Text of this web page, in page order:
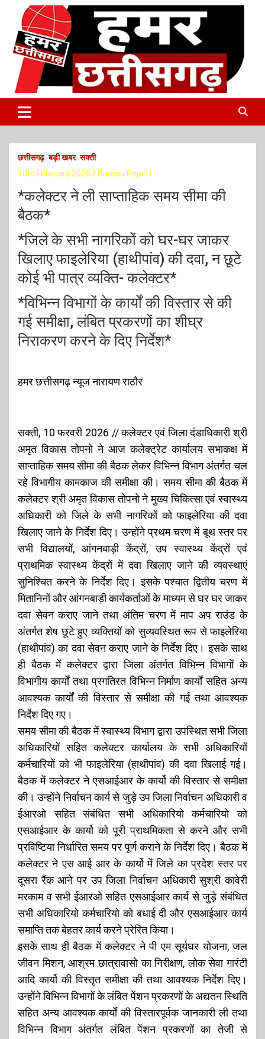
हमर छत्तीसगढ़
Latest Online Breaking News
छत्तीसगढ़ बड़ी खबर सक्ती
10th February 2026
Bureau Report
*कलेक्टर ने ली साप्ताहिक समय सीमा की
बैठक*
*जिले के सभी नागरिकों को घर-घर जाकर
खिलाए फाइलेरिया (हाथीपांव) की दवा, न छूटे
कोई भी पात्र व्यक्ति- कलेक्टर*
*विभिन्न विभागों के कार्यों की विस्तार से की
गई समीक्षा, लंबित प्रकरणों का शीघ्र
निराकरण करने के दिए निर्देश*
हमर छत्तीसगढ़ न्यूज नारायण राठौर
सक्ती, 10 फरवरी 2026 // कलेक्टर एवं जिला दंडाधिकारी श्री
अमृत विकास तोपनो ने आज कलेक्ट्रेट कार्यालय सभाकक्ष में
साप्ताहिक समय सीमा की बैठक लेकर विभिन्न विभाग अंतर्गत चल
रहे विभागीय कामकाज की समीक्षा की। समय सीमा की बैठक में
कलेक्टर श्री अमृत विकास तोपनो ने मुख्य चिकित्सा एवं स्वास्थ्य
अधिकारी को जिले के सभी नागरिकों को फाइलेरिया की दवा
खिलाए जाने के निर्देश दिए। उन्होंने प्रथम चरण में बूथ स्तर पर
सभी विद्यालयों, आंगनबाड़ी केंद्रों, उप स्वास्थ्य केंद्रों एवं
प्राथमिक स्वास्थ्य केंद्रों में दवा खिलाए जाने की व्यवस्थाएं
सुनिश्चित करने के निर्देश दिए। इसके पश्चात द्वितीय चरण में
मितानिनों और आंगनबाड़ी कार्यकर्ताओं के माध्यम से घर घर जाकर
दवा सेवन कराए जाने तथा अंतिम चरण में माप अप राउंड के
अंतर्गत शेष छूटे हुए व्यक्तियों को सुव्यवस्थित रूप से फाइलेरिया
(हाथीपांव) का दवा सेवन कराए जाने के निर्देश दिए। इसके साथ
ही बैठक में कलेक्टर द्वारा जिला अंतर्गत विभिन्न विभागों के
विभागीय कार्यों तथा प्रगतिरत विभिन्न निर्माण कार्यों सहित अन्य
आवश्यक कार्यों की विस्तार से समीक्षा की गई तथा आवश्यक
निर्देश दिए गए।
समय सीमा की बैठक में स्वास्थ्य विभाग द्वारा उपस्थित सभी जिला
अधिकारियों सहित कलेक्टर कार्यालय के सभी अधिकारियों
कर्मचारियों को भी फाइलेरिया (हाथीपांव) की दवा खिलाई गई।
बैठक में कलेक्टर ने एसआईआर के कार्यो की विस्तार से समीक्षा
की। उन्होंने निर्वाचन कार्य से जुड़े उप जिला निर्वाचन अधिकारी व
ईआरओ सहित संबंधित सभी अधिकारियो कर्मचारियो को
एसआईआर के कार्यो को पूरी प्राथमिकता से करने और सभी
प्रविष्टिया निर्धारित समय पर पूर्ण कराने के निर्देश दिए। बैठक में
कलेक्टर ने एस आई आर के कार्यो में जिले का प्रदेश स्तर पर
दूसरा रैंक आने पर उप जिला निर्वाचन अधिकारी सुश्री कावेरी
मरकाम व सभी ईआरओ सहित एसआईआर कार्य से जुड़े संबंधित
सभी अधिकारियो कर्मचारियो को बधाई दी और एसआईआर कार्य
समाप्ति तक बेहतर कार्य करने प्रेरित किया।
इसके साथ ही बैठक में कलेक्टर ने पी एम सूर्यघर योजना, जल
जीवन मिशन, आश्रम छात्रावासो का निरीक्षण, लोक सेवा गारंटी
आदि कार्यो की विस्तृत समीक्षा की तथा आवश्यक निर्देश दिए।
उन्होंने विभिन्न विभागों के लंबित पेंशन प्रकरणों के अद्यतन स्थिति
सहित अन्य आवश्यक कार्याे की विस्तारपूर्वक जानकारी ली तथा
विभिन्न विभाग अंतर्गत लंबित पेंशन प्रकरणों का तेजी से